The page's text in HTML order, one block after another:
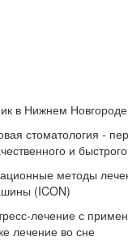
в Нижнем
стоматология -
и
методы
(ICON)
лечение с
лечение во сне